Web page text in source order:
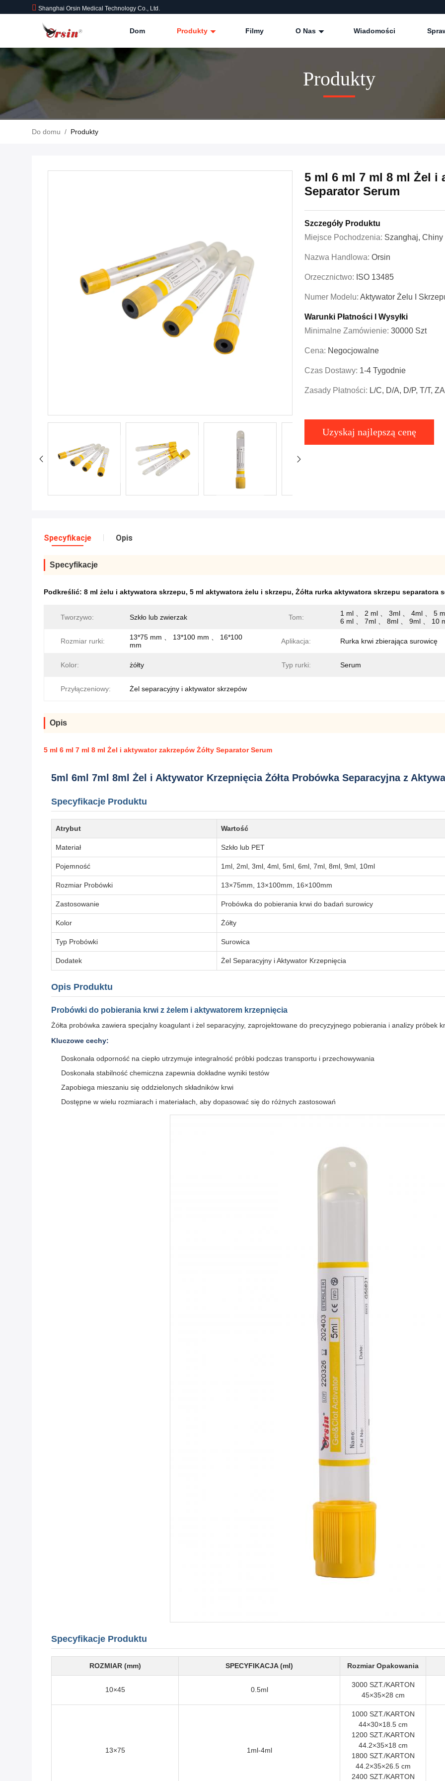
Shanghai Orsin Medical Technology Co., Ltd.
Dom Produkty Filmy O Nas Wiadomości
Produkty
Do domu / Produkty
5 ml 6 ml 7 ml 8 ml Żel i
Separator Serum
Szczegóły Produktu
Miejsce Pochodzenia: Szanghaj, Chiny
Nazwa Handlowa: Orsin
Orzecznictwo: ISO 13485
Numer Modelu: Aktywator Żelu I
Warunki Płatności I Wysyłki
Minimalne Zamówienie: 30000 Szt
Cena: Negocjowalne
Czas Dostawy: 1-4 Tygodnie
Zasady Płatności: L/C, D/A, D/P, T/T,
Uzyskaj najlepszą cenę
Specyfikacje Opis
Specyfikacje
Podkreślić: 8 ml żelu i aktywatora skrzepu, 5 ml aktywatora żelu i skrzepu, Żółta rurka aktywatora skrzepu separatora
Tworzywo: Szkło lub zwierzak Tom:
1 ml 、 2 ml 、 3ml 、 4ml 、 5 ml
6 ml 、 7ml 、 8ml 、 9ml 、 10
Rozmiar rurki:
13*75 mm 、 13*100 mm 、 16*100
mm
Aplikacja: Rurka krwi zbierająca surowicę
Kolor: żółty Typ rurki: Serum
Przyłączeniowy: Żel separacyjny i aktywator skrzepów
Opis
5 ml 6 ml 7 ml 8 ml Żel i aktywator zakrzepów Żółty Separator Serum
5ml 6ml 7ml 8ml Żel i Aktywator Krzepnięcia Żółta Probówka Separacyjna z
Specyfikacje Produktu
Atrybut Wartość
Materiał Szkło lub PET
Pojemność 1ml, 2ml, 3ml, 4ml, 5ml, 6ml, 7ml, 8ml, 9ml, 10ml
Rozmiar Probówki 13×75mm, 13×100mm, 16×100mm
Zastosowanie Probówka do pobierania krwi do badań surowicy
Kolor Żółty
Typ Probówki Surowica
Dodatek Żel Separacyjny i Aktywator Krzepnięcia
Opis Produktu
Probówki do pobierania krwi z żelem i aktywatorem krzepnięcia
Żółta probówka zawiera specjalny koagulant i żel separacyjny, zaprojektowane do precyzyjnego pobierania i analizy próbek
Kluczowe cechy:
Doskonała odporność na ciepło utrzymuje integralność próbki podczas transportu i przechowywania
Doskonała stabilność chemiczna zapewnia dokładne wyniki testów
Zapobiega mieszaniu się oddzielonych składników krwi
Dostępne w wielu rozmiarach i materiałach, aby dopasować się do różnych zastosowań
Specyfikacje Produktu
ROZMIAR (mm) SPECYFIKACJA (ml) Rozmiar Opakowania
10×45 0.5ml
3000 SZT./KARTON
45×35×28 cm
13×75 1ml-4ml
1000 SZT./KARTON
44×30×18.5 cm
1200 SZT./KARTON
44.2×35×18 cm
1800 SZT./KARTON
44.2×35×26.5 cm
2400 SZT./KARTON